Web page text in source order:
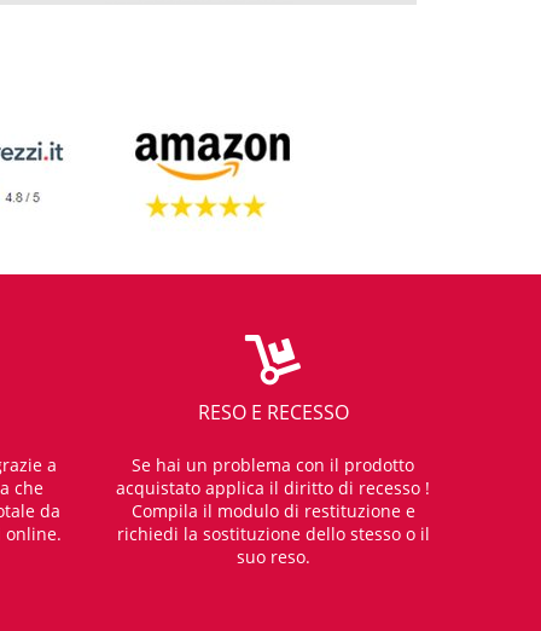
a
che
da
RESO E RECESSO
Se hai un problema con il prodotto
acquistato applica il diritto di recesso !
Compila il modulo di restituzione e
richiedi la sostituzione dello stesso o il
suo reso.